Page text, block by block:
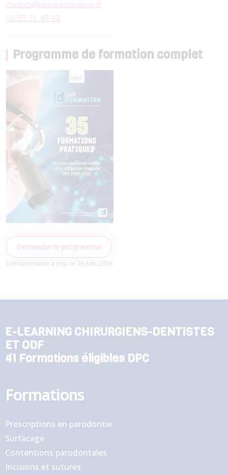
contact@idwebformation.fr
01 89 71 49 49
Programme de formation complet
Demander le programme
Dernière mise à jour le 16 juin 2026
E-LEARNING CHIRURGIENS-DENTISTES
ET ODF
41 Formations éligibles DPC
Formations
Prescriptions en parodontie
Surfacage
Contentions parodontales
Incisions et sutures